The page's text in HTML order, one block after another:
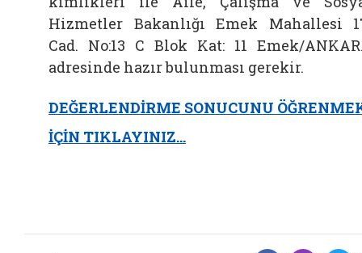
Hizmetler Bakanlığı Emek Mahallesi
Cad. No:13 C Blok Kat: 11 Emek/
adresinde hazır bulunması gerekir.
DEĞERLENDİRME SONUCUNU
İÇİN TIKLAYINIZ…